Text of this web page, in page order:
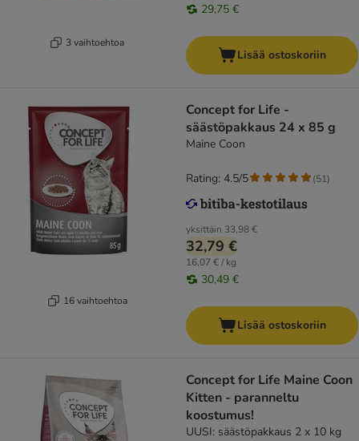
3 vaihtoehtoa
29,75 €
Lisää ostoskoriin
16 vaihtoehtoa
Concept for Life -
säästöpakkaus 24 x 85 g
Maine Coon
yksittäin 33,98 €
32,79 €
16,07 € / kg
30,49 €
Rating: 4.5/5 (51)
Lisää ostoskoriin
Concept for Life Maine Coon
Kitten - paranneltu
koostumus!
UUSI: säästöpakkaus 2 x 10 kg